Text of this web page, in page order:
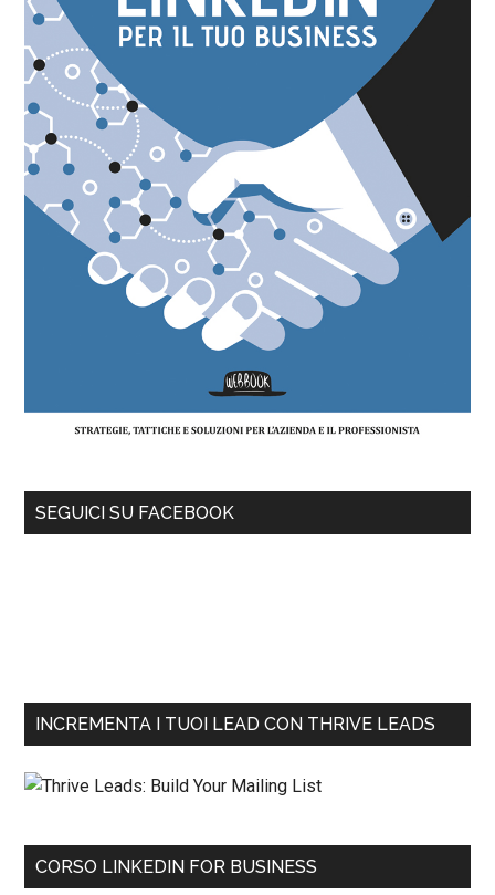
SEGUICI SU FACEBOOK
INCREMENTA I TUOI LEAD CON THRIVE LEADS
CORSO LINKEDIN FOR BUSINESS